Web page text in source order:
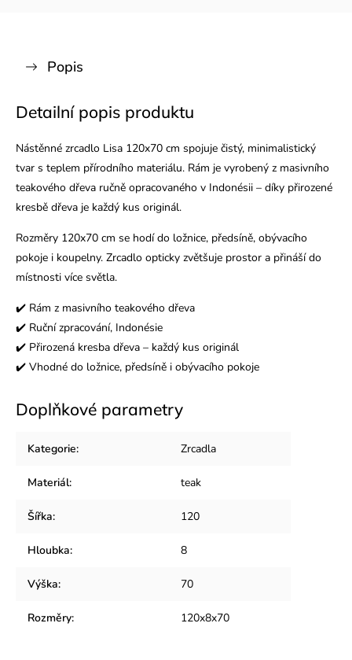
Popis
Detailní popis produktu
Nástěnné zrcadlo Lisa 120x70 cm spojuje čistý, minimalistický
tvar s teplem přírodního materiálu. Rám je vyrobený z masivního
teakového dřeva ručně opracovaného v Indonésii – díky přirozené
kresbě dřeva je každý kus originál.
Rozměry 120x70 cm se hodí do ložnice, předsíně, obývacího
pokoje i koupelny. Zrcadlo opticky zvětšuje prostor a přináší do
místnosti více světla.
✔️ Rám z masivního teakového dřeva
✔️ Ruční zpracování, Indonésie
✔️ Přirozená kresba dřeva – každý kus originál
✔️ Vhodné do ložnice, předsíně i obývacího pokoje
Doplňkové parametry
Kategorie: Zrcadla
Materiál: teak
Šířka: 120
Hloubka: 8
Výška: 70
Rozměry: 120x8x70